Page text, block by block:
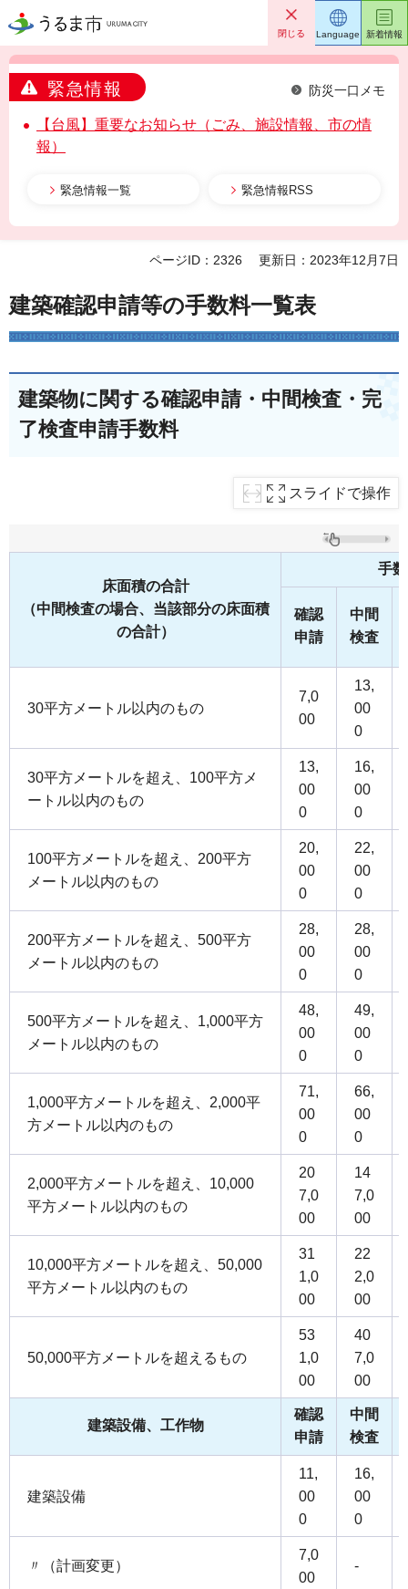
うるま市 閉じる
緊急情報 防災一口メモ
【台風】重要なお知らせ（ごみ、施設情報、市の情
報）
緊急情報一覧 緊急情報RSS
Language 新着情報
ページID：2326 更新日：2023年12月7日
建築確認申請等の手数料一覧表
建築物に関する確認申請・中間検査・完
了検査申請手数料
スライドで操作
床面積の合計
（中間検査の場合、当該部分の床面積
の合計）
手
確認
申請
中間
検査
30平方メートル以内のもの
7,0
00
13,
00
0
30平方メートルを超え、100平方メ
ートル以内のもの
13,
00
0
16,
00
0
100平方メートルを超え、200平方
メートル以内のもの
20,
00
0
22,
00
0
200平方メートルを超え、500平方
メートル以内のもの
28,
00
0
28,
00
0
500平方メートルを超え、1,000平方
メートル以内のもの
48,
00
0
49,
00
0
1,000平方メートルを超え、2,000平
方メートル以内のもの
71,
00
0
66,
00
0
2,000平方メートルを超え、10,000
平方メートル以内のもの
20
7,0
00
14
7,0
00
10,000平方メートルを超え、50,000
平方メートル以内のもの
31
1,0
00
22
2,0
00
50,000平方メートルを超えるもの
53
1,0
00
40
7,0
00
建築設備、工作物
確認
申請
中間
検査
建築設備
11,
00
0
16,
00
0
〃（計画変更）
7,0
00
-